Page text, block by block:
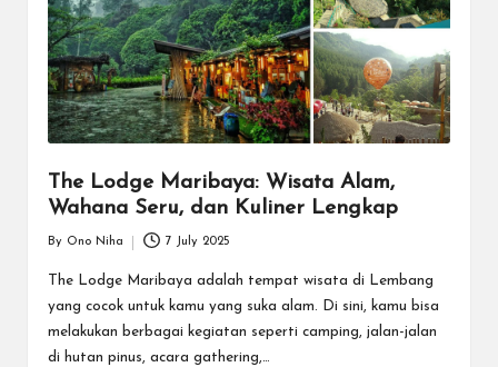
The Lodge Maribaya: Wisata Alam,
Wahana Seru, dan Kuliner Lengkap
by
By Ono Niha 7 July 2025
The Lodge Maribaya adalah tempat wisata di Lembang
yang cocok untuk kamu yang suka alam. Di sini, kamu bisa
melakukan berbagai kegiatan seperti camping, jalan-jalan
di hutan pinus, acara gathering,…